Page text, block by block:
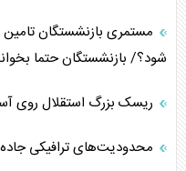
مستمری بازنشستگان
شود؟/ بازنشستگان حتما
ریسک بزرگ استقلال روی
محدودیت‌های ترافیکی